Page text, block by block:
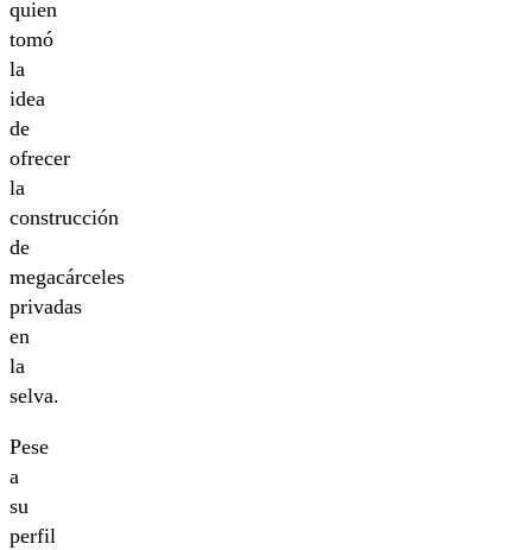
quien
tomó
la
idea
de
ofrecer
la
construcción
de
megacárceles
privadas
en
la
selva.
Pese
a
su
perfil